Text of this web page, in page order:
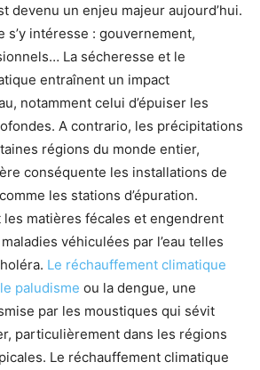
devenu un enjeu majeur aujourd’hui.
s’y intéresse : gouvernement,
La sécheresse et le
entraînent un impact
notamment celui d’épuiser les
A contrario, les précipitations
régions du monde entier,
conséquente les installations de
les stations d’épuration.
matières fécales et engendrent
véhiculées par l’eau telles
Le réchauffement climatique
paludisme ou la dengue, une
par les moustiques qui sévit
particulièrement dans les régions
Le réchauffement climatique